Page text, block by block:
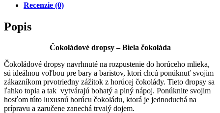
Recenzie (0)
Popis
Čokoládové dropsy – Biela čokoláda
Čokoládové dropsy navrhnuté na rozpustenie do horúceho mlieka,
sú ideálnou voľbou pre bary a baristov, ktorí chcú ponúknuť svojim
zákazníkom prvotriedny zážitok z horúcej čokolády. Tieto dropsy sa
ľahko topia a tak vytvárajú bohatý a plný nápoj. Ponúknite svojim
hosťom túto luxusnú horúcu čokoládu, ktorá je jednoduchá na
prípravu a zaručene zanechá trvalý dojem.